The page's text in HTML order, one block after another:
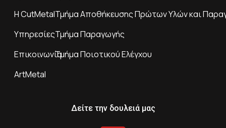
H CutMetal
Υπηρεσίες
Επικοινωνία
ArtMetal
Τμήμα Αποθήκευσης Πρώτων Υλών και
Τμήμα Παραγωγής
Τμήμα Ποιοτικού Ελέγχου
Δείτε την δουλειά μας